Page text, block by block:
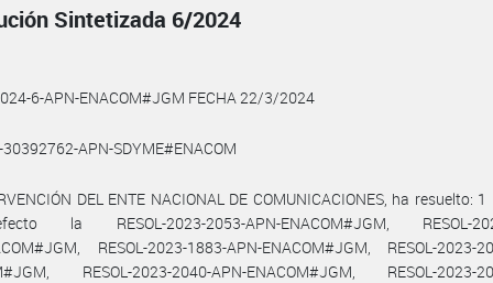
Sintetizada 6/2024
6-APN-ENACOM#JGM FECHA 22/3/2024
APN-SDYME#ENACOM
DEL ENTE NACIONAL DE COMUNICACIONES, ha resuelto: 1
la RESOL-2023-2053-APN-ENACOM#JGM, RESOL-
RESOL-2023-1883-APN-ENACOM#JGM, RESOL-2023-
RESOL-2023-2040-APN-ENACOM#JGM, RESOL-2023-